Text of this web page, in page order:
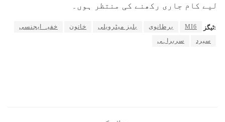
لیے کام جاری رکھنے کی منتظر ہوں۔
ٹیگز: MI6 برطانوی بلیز میٹرویلی خاتون
خفیہ ایجنسی
سپرد
سربراہی